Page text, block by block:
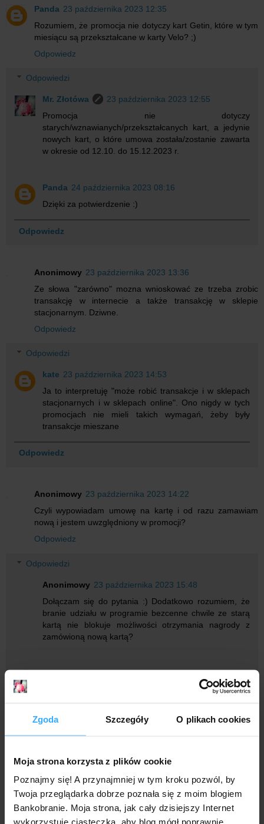
Zgoda Szczegóły O plikach cookies
Moja strona korzysta z plików cookie
Poznajmy się! A przynajmniej w tym kroku pozwól, by
Twoja przeglądarka dobrze poznała się z moim blogiem
Bankobranie. Moja strona, jak cały dzisiejszy Internet
wykorzystuje ciasteczka, aby blog mógł poprawnie
Panda 23 października 2023 12:35
Rozumiem, że promocja nie dotyczy kart Getin, które w tym
miesiącu są przekształcane w karty Velo? ;)
Odpowiedz
Odpowiedzi
Mr. Złotówa
23 października 2023 12:55
Promocja nie dotyczy
starych/wznawianych/przekształcanych kart, a jedynie
nowych kart, o które umowa została/zostanie zawarta
w okresie od 12.10. do 15.12.2023 r.
Panda 24 października 2023 08:16
Dzięki za potwierdzenie :)
Odpowiedz
Anonimowy 23 października 2023 13:36
Ze słowa "zarówno" mozna wnioskować ze trzeba zrobic
transakcję w internecie a także transakcję w sklepie
stacjonarnym. Dziwne.
Odpowiedz
Odpowiedzi
kate 23 października 2023 14:53
Ja to interpretuję "może robić transakcje i w sklepach
stacjonarnych i w sklepach online". Ono nigdy w tych
promocjach nie mieli takich wymagań, żeby były
transakcje mieszane
Odpowiedz
Anonimowy 23 października 2023 14:22
Czyli wypowiadam umowę na kartę i od razu zamawiam
nową i jestem uwzględniony w promocji?
Odpowiedz
Odpowiedzi
Anonimowy 23 października 2023 15:48
Dołączam się do pytania :) Dodatkowo rozumiem, że
branie udziału w programie bezcenne chwile ze starą
kartą nie blokuje możliwości otrzymania nagrody z
zamówioną nową kartą?
kate 23 października 2023 15:52
U nich chyba mozna miec do 5 kart na raz, ale sprawdz
23 października 2023 23:05
Trzeba zarzeć umowe na konto po 12.10.2023, czy
wystarczy mieć już długo konto, a wyrobić wirtualną karte
tylko po 12.10.2023 ??